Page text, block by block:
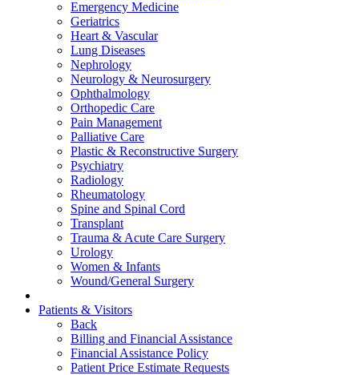
Emergency Medicine
Geriatrics
Heart & Vascular
Lung Diseases
Nephrology
Neurology & Neurosurgery
Ophthalmology
Orthopedic Care
Pain Management
Palliative Care
Plastic & Reconstructive Surgery
Psychiatry
Radiology
Rheumatology
Spine and Spinal Cord
Transplant
Trauma & Acute Care Surgery
Urology
Women & Infants
Wound/General Surgery
Patients & Visitors
Back
Billing and Financial Assistance
Financial Assistance Policy
Patient Price Estimate Requests